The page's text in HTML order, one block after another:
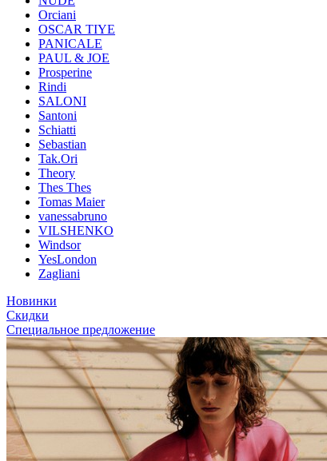
Orciani
OSCAR TIYE
PANICALE
PAUL & JOE
Prosperine
Rindi
SALONI
Santoni
Schiatti
Sebastian
Tak.Ori
Theory
Thes Thes
Tomas Maier
vanessabruno
VILSHENKO
Windsor
YesLondon
Zagliani
Новинки
Скидки
Специальное предложение